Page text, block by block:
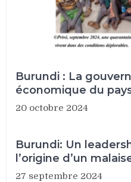
Burundi : La
économique du
20 octobre 2024
Burundi: Un
l’origine d’un
27 septembre 2024